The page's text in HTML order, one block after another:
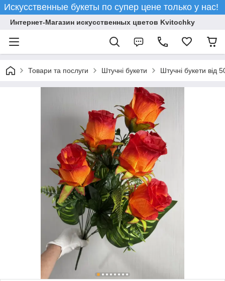
Искусственные букеты по супер цене только у нас!
Интернет-Магазин искусственных цветов Kvitochky
Товари та послуги Штучні букети Штучні букети від